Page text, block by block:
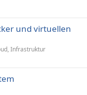
und virtuellen
Infrastruktur